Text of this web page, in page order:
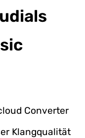
Converter
Klangqualität